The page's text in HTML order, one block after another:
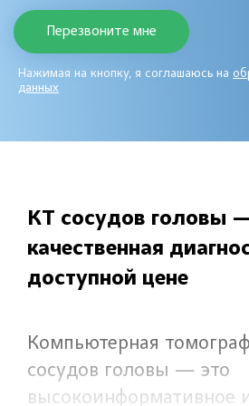
Нажимая на кнопку, я соглашаюсь на
данных
КТ сосудов головы
качественная
доступной цене
Компьютерная
сосудов головы — это
высокоинформативное